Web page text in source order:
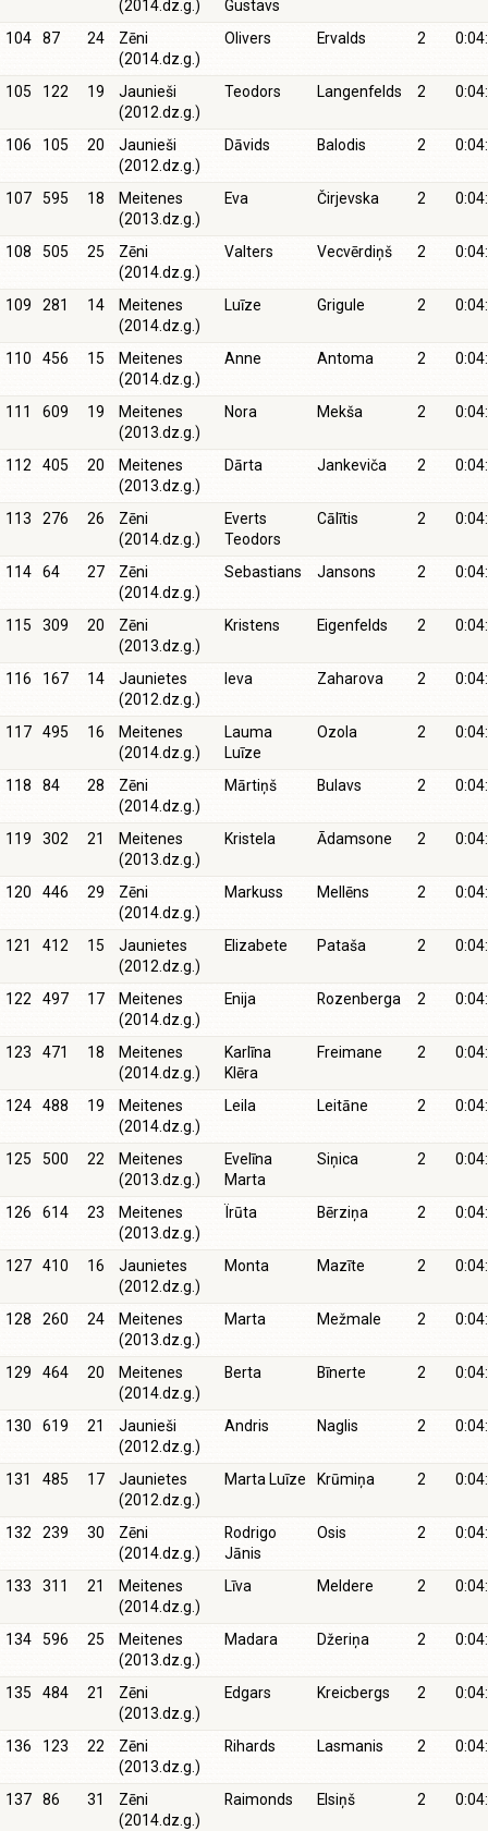
(2014.dz.g.)
Gustavs
104
87 24
Zēni
(2014.dz.g.)
Olivers Ervalds 2
105 122 19
Jaunieši
(2012.dz.g.)
Teodors Langenfelds 2
106 105 20
Jaunieši
(2012.dz.g.)
Dāvids Balodis 2
107 595 18
Meitenes
(2013.dz.g.)
Eva Čirjevska 2
108 505 25
Zēni
(2014.dz.g.)
Valters Vecvērdiņš 2
109 281 14
Meitenes
(2014.dz.g.)
Luīze Grigule 2
110 456 15
Meitenes
(2014.dz.g.)
Anne Antoma 2
111 609 19
Meitenes
(2013.dz.g.)
Nora Mekša 2
112 405 20
Meitenes
(2013.dz.g.)
Dārta Jankeviča 2
113 276 26
Zēni
(2014.dz.g.)
Everts
Teodors
Cālītis 2
114 64 27
Zēni
(2014.dz.g.)
Sebastians Jansons 2
115 309 20
Zēni
(2013.dz.g.)
Kristens Eigenfelds 2
116 167 14
Jaunietes
(2012.dz.g.)
Ieva Zaharova 2
117 495 16
Meitenes
(2014.dz.g.)
Lauma
Luīze
Ozola 2
118 84 28
Zēni
(2014.dz.g.)
Mārtiņš Bulavs 2
119 302 21
Meitenes
(2013.dz.g.)
Kristela Ādamsone 2
120 446 29
Zēni
(2014.dz.g.)
Markuss Mellēns 2
121 412 15
Jaunietes
(2012.dz.g.)
Elizabete Pataša 2
122 497 17
Meitenes
(2014.dz.g.)
Enija Rozenberga 2
123 471 18
Meitenes
(2014.dz.g.)
Karlīna
Klēra
Freimane 2
124 488 19
Meitenes
(2014.dz.g.)
Leila Leitāne 2
125 500 22
Meitenes
(2013.dz.g.)
Evelīna
Marta
Siņica 2
126 614 23
Meitenes
(2013.dz.g.)
Ïrūta Bērziņa 2
127 410 16
Jaunietes
(2012.dz.g.)
Monta Mazīte 2
128 260 24
Meitenes
(2013.dz.g.)
Marta Mežmale 2
129 464 20
Meitenes
(2014.dz.g.)
Berta Bīnerte 2
130 619 21
Jaunieši
(2012.dz.g.)
Andris Naglis 2
131 485 17
Jaunietes
(2012.dz.g.)
Marta Luīze Krūmiņa 2
132 239 30
Zēni
(2014.dz.g.)
Rodrigo
Jānis
Osis 2
133 311 21
Meitenes
(2014.dz.g.)
Līva Meldere 2
134 596 25
Meitenes
(2013.dz.g.)
Madara Džeriņa 2
135 484 21
Zēni
(2013.dz.g.)
Edgars Kreicbergs 2
136 123 22
Zēni
(2013.dz.g.)
Rihards Lasmanis 2
137 86 31
Zēni
(2014.dz.g.)
Raimonds Elsiņš 2